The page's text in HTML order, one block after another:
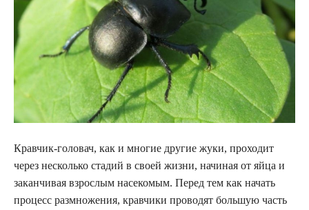
Кравчик-головач, как и многие другие жуки, проходит
через несколько стадий в своей жизни, начиная от яйца и
заканчивая взрослым насекомым. Перед тем как начать
процесс размножения, кравчики проводят большую часть